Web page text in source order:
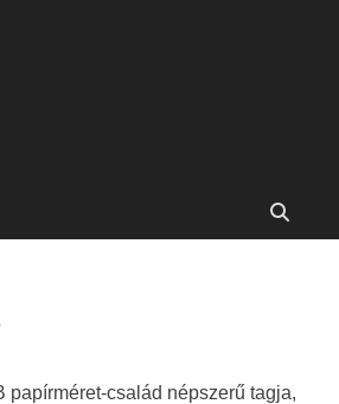
papírméret-család népszerű tagja,